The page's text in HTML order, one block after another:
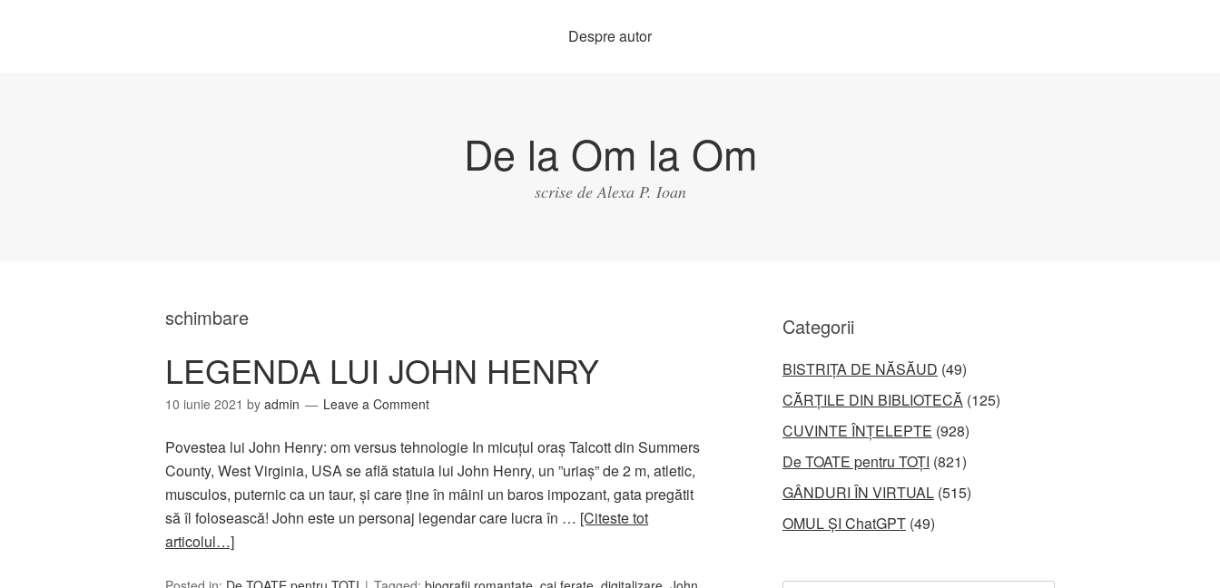
Despre autor
De la Om la Om
scrise de Alexa P. Ioan
schimbare
LEGENDA LUI JOHN HENRY
10 iunie 2021 by admin Leave a Comment
Povestea lui John Henry: om versus tehnologie In micuțul oraș Talcott din Summers
County, West Virginia, USA se află statuia lui John Henry, un ”uriaș” de 2 m, atletic,
musculos, puternic ca un taur, și care ține în mâini un baros impozant, gata pregătit
să îl folosească! John este un personaj legendar care lucra în … [Citeste tot
articolul…]
Categorii
BISTRIȚA DE NĂSĂUD (49)
CĂRȚILE DIN BIBLIOTECĂ (125)
CUVINTE ÎNȚELEPTE (928)
De TOATE pentru TOȚI (821)
GÂNDURI ÎN VIRTUAL (515)
OMUL ȘI ChatGPT (49)